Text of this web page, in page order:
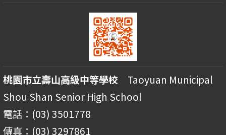
桃園市立壽山高級中等學校 Taoyuan Municipal
Shou Shan Senior High School
電話：(03) 3501778
傳真：(03) 3297861